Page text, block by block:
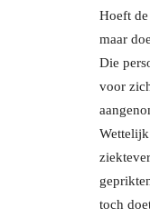
Hoeft
maar
Die
voor
toch